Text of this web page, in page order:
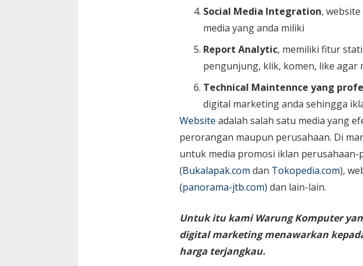
Social Media Integration,
media yang anda miliki
Report Analytic, memiliki fitur
pengunjung, klik, komen, like
Technical Maintennce yang
digital marketing anda sehingga
Website adalah salah satu media yang
perorangan maupun perusahaan. Di
untuk media promosi iklan
(Bukalapak.com dan Tokopedia.com),
(panorama-jtb.com) dan lain-lain.
Untuk itu kami Warung Komputer
digital marketing menawarkan
harga terjangkau.